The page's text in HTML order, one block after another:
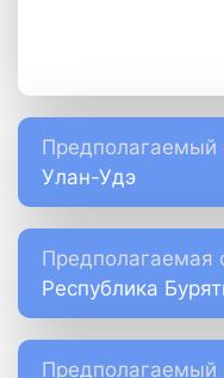
Предполагаемый
Улан-Удэ
Предполагаемая
Республика
Предполагаемый